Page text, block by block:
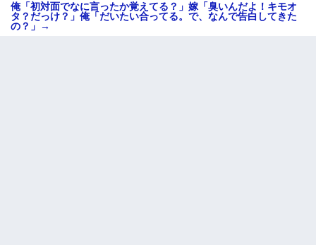
俺「初対面でなに言ったか覚えてる？」嫁「臭いんだよ！キモオ
タ？だっけ？」俺「だいたい合ってる。で、なんで告白してきた
の？」→